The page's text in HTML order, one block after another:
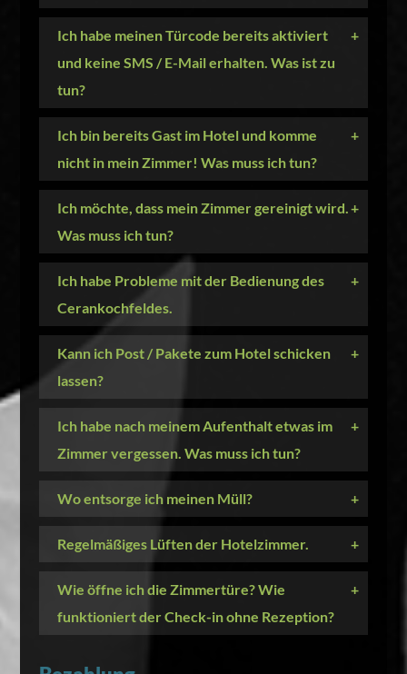
Ich habe meinen Türcode bereits aktiviert
und keine SMS / E-Mail erhalten. Was ist zu
tun?
+
Ich bin bereits Gast im Hotel und komme
nicht in mein Zimmer! Was muss ich tun?
+
Ich möchte, dass mein Zimmer gereinigt wird.
Was muss ich tun?
+
Ich habe Probleme mit der Bedienung des
Cerankochfeldes.
+
Kann ich Post / Pakete zum Hotel schicken
lassen?
+
Ich habe nach meinem Aufenthalt etwas im
Zimmer vergessen. Was muss ich tun?
+
Wo entsorge ich meinen Müll? +
Regelmäßiges Lüften der Hotelzimmer. +
Wie öffne ich die Zimmertüre? Wie
funktioniert der Check-in ohne Rezeption?
+